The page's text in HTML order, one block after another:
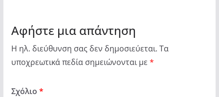
Αφήστε μια απάντηση
Η ηλ. διεύθυνση σας δεν δημοσιεύεται. Τα
υποχρεωτικά πεδία σημειώνονται με *
Σχόλιο *